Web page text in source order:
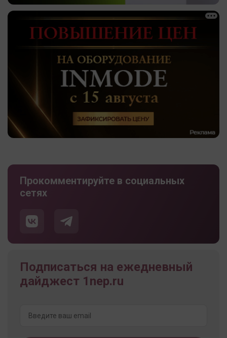
Прокомментируйте в социальных
сетях
Подписаться на ежедневный
дайджест 1nep.ru